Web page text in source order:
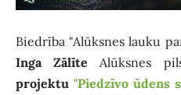
Biedrība "Alūksnes lauku
Inga Zālīte Alūksnes
projektu "Piedzīvo ūdens